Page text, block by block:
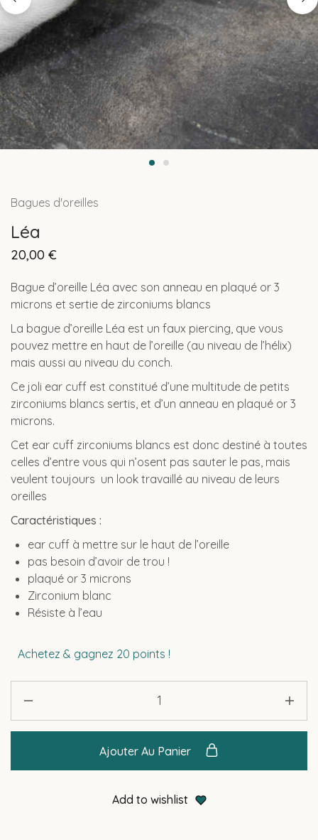
Bagues d'oreilles
Léa
20,00 €
Bague d’oreille Léa avec son anneau en plaqué or 3
microns et sertie de zirconiums blancs
La bague d’oreille Léa est un faux piercing, que vous
pouvez mettre en haut de l’oreille (au niveau de l’hélix)
mais aussi au niveau du conch.
Ce joli ear cuff est constitué d’une multitude de petits
zirconiums blancs sertis, et d’un anneau en plaqué or 3
microns.
Cet ear cuff zirconiums blancs est donc destiné à toutes
celles d’entre vous qui n’osent pas sauter le pas, mais
veulent toujours un look travaillé au niveau de leurs
oreilles
Caractéristiques :
ear cuff à mettre sur le haut de l’oreille
pas besoin d’avoir de trou !
plaqué or 3 microns
Zirconium blanc
Résiste à l’eau
Achetez & gagnez 20 points !
Ajouter Au Panier
Add to wishlist